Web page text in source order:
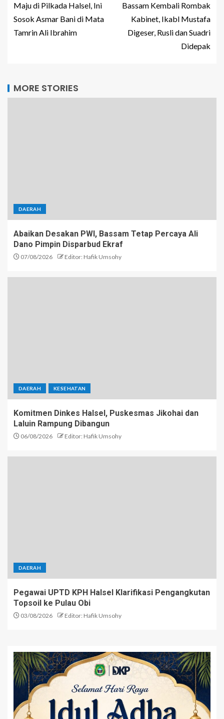
Maju di Pilkada Halsel, Ini
Sosok Asmar Bani di Mata
Tamrin Ali Ibrahim
Bassam Kembali Rombak
Kabinet, Ikabl Mustafa
Digeser, Rusli dan Suadri
Didepak
MORE STORIES
DAERAH
Abaikan Desakan PWI, Bassam Tetap Percaya Ali
Dano Pimpin Disparbud Ekraf
07/08/2026 Editor: Hafik Umsohy
DAERAH KESEHATAN
Komitmen Dinkes Halsel, Puskesmas Jikohai dan
Laluin Rampung Dibangun
06/08/2026 Editor: Hafik Umsohy
DAERAH
Pegawai UPTD KPH Halsel Klarifikasi Pengangkutan
Topsoil ke Pulau Obi
03/08/2026 Editor: Hafik Umsohy